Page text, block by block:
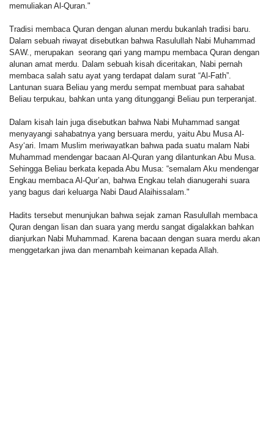
memuliakan Al-Quran."
Tradisi membaca Quran dengan alunan merdu bukanlah tradisi baru.
Dalam sebuah riwayat disebutkan bahwa Rasulullah Nabi Muhammad
SAW., merupakan seorang qari yang mampu membaca Quran dengan
alunan amat merdu. Dalam sebuah kisah diceritakan, Nabi pernah
membaca salah satu ayat yang terdapat dalam surat “Al-Fath”.
Lantunan suara Beliau yang merdu sempat membuat para sahabat
Beliau terpukau, bahkan unta yang ditunggangi Beliau pun terperanjat.
Dalam kisah lain juga disebutkan bahwa Nabi Muhammad sangat
menyayangi sahabatnya yang bersuara merdu, yaitu Abu Musa Al-
Asy‘ari. Imam Muslim meriwayatkan bahwa pada suatu malam Nabi
Muhammad mendengar bacaan Al-Quran yang dilantunkan Abu Musa.
Sehingga Beliau berkata kepada Abu Musa: “semalam Aku mendengar
Engkau membaca Al-Qur’an, bahwa Engkau telah dianugerahi suara
yang bagus dari keluarga Nabi Daud Alaihissalam."
Hadits tersebut menunjukan bahwa sejak zaman Rasulullah membaca
Quran dengan lisan dan suara yang merdu sangat digalakkan bahkan
dianjurkan Nabi Muhammad. Karena bacaan dengan suara merdu akan
menggetarkan jiwa dan menambah keimanan kepada Allah.